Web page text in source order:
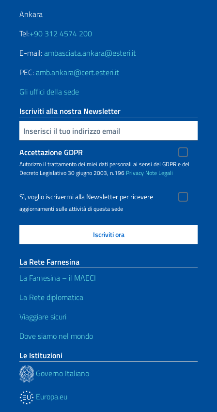
Ankara
Tel:+90 312 4574 200
E-mail:ambasciata.ankara@esteri.it
PEC:amb.ankara@cert.esteri.it
Gli uffici della sede
Iscriviti alla nostra Newsletter
Inserisci la tua email
Accettazione GDPR
Autorizzo il trattamento dei miei dati personali ai sensi del GDPR e del
Decreto Legislativo 30 giugno 2003, n.196 Privacy Note Legali
Sì, voglio iscrivermi alla Newsletter per ricevere
aggiornamenti sulle attività di questa sede
La Rete Farnesina
La Farnesina – il MAECI
La Rete diplomatica
Viaggiare sicuri
Dove siamo nel mondo
Le Istituzioni
Governo Italiano
Europa.eu